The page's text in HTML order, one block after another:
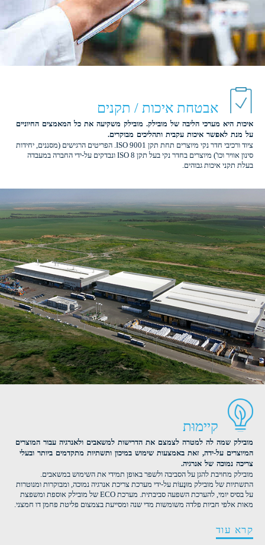
אבטחת איכות / תקנים
איכות היא מערכי הליבה של מובילק. מובילק משקיעה את כל המאמצים החיוניים
על מנת לאפשר איכות עקבית ותהליכים מבוקרים.
ציוד ורכיבי חדר נקי מיוצרים תחת תקן ISO 9001. הפריטים הרגישים (מסננים, יחידות
סינון אוויר וכו') מיוצרים בחדר נקי בעל תקן ISO 8 ונבדקים על-ידי החברה במעבדה
בעלת תקני איכות גבוהים.
קיימוּת
מובילק שמה לה למטרה לצמצם את הדרישות למשאבים ולאנרגיה עבור המוצרים
המיוצרים על-ידה, זאת באמצעות שימוש במיכון ותשתיות מתקדמים ביותר ובעלי
צריכה נמוכה של אנרגיה.
מובילק מחויבת להגן על הסביבה ולשפר באופן תמידי את השימוש במשאבים.
התשתיות של מובילק מוּנָעוֹת על-ידי מערכת צריכת אנרגיה נמוכה, ומבוקרות ומנוטרות
על בסיס יומי, להערכת השפעה סביבתית. מערכת ECO של מובילק אוספת ומשפצת
מאות אלפי חביות פלדה משומשות מדי שנה ומסייעת בצמצום פליטת פחמן דו חמצני.
קרא עוד